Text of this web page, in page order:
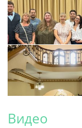
Видео